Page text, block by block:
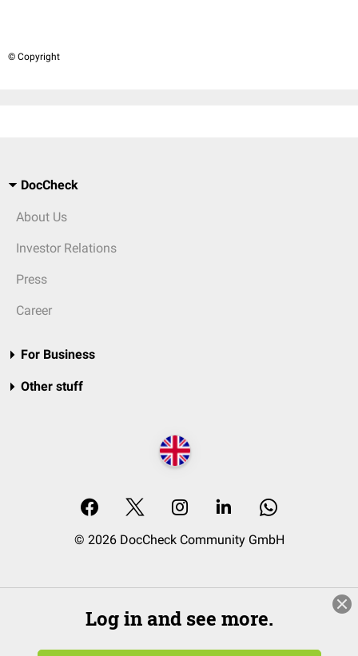
© Copyright
DocCheck
About Us
Investor Relations
Press
Career
For Business
Other stuff
© 2026 DocCheck Community GmbH
Log in and see more.